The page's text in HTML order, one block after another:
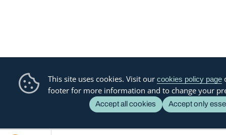
This site uses cookies. Visit our cookies policy page
footer for more information and to change your
Accept all cookies Accept only